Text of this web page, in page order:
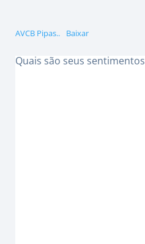
AVCB Pipas.. Baixar
Quais são seus sentimentos